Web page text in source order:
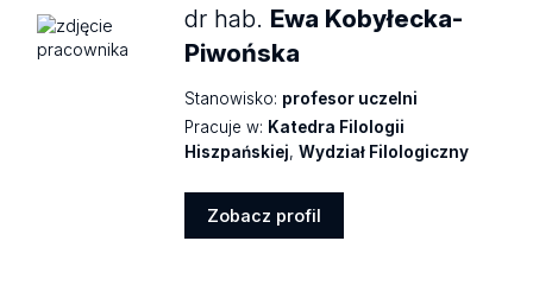
dr hab. Ewa Kobyłecka-
Piwońska
Stanowisko: profesor uczelni
Pracuje w: Katedra Filologii
Hiszpańskiej,Wydział Filologiczny
Zobacz profil